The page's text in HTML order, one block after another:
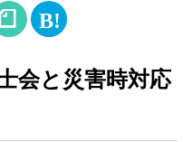
会と災害時対応